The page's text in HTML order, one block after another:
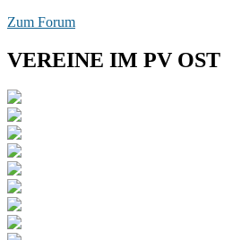
Zum Forum
VEREINE IM PV OST